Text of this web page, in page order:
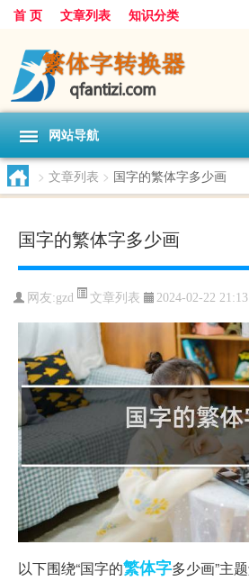
首 页 文章列表 知识分类
网站导航
> 文章列表 > 国字的繁体字多少画
国字的繁体字多少画
网友:gzd 文章列表 2024-02-22
以下围绕“国字的繁体字多少画”主